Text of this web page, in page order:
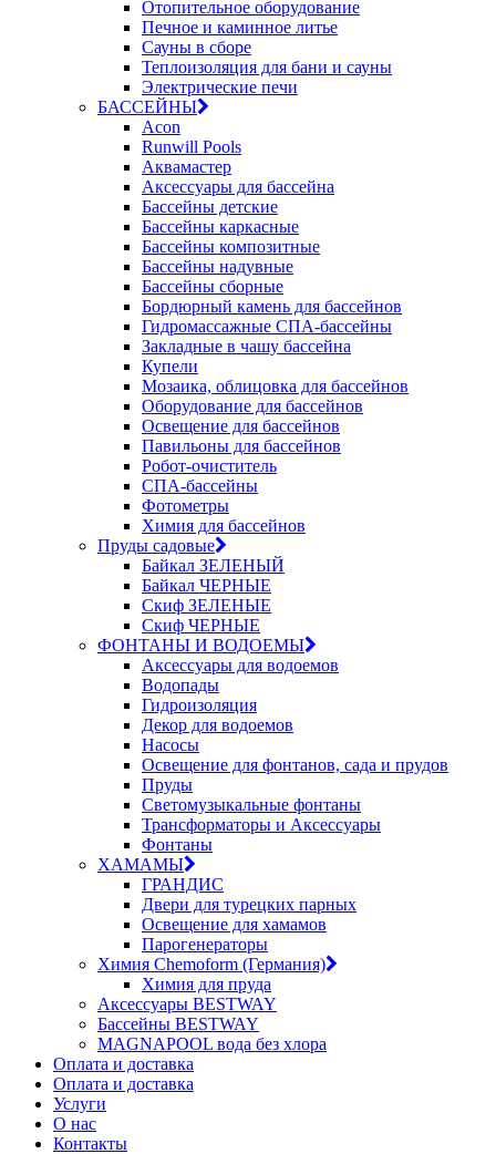
Отопительное оборудование
Печное и каминное литье
Сауны в сборе
Теплоизоляция для бани и сауны
Электрические печи
БАССЕЙНЫ
Acon
Runwill Pools
Аквамастер
Аксессуары для бассейна
Бассейны детские
Бассейны каркасные
Бассейны композитные
Бассейны надувные
Бассейны сборные
Бордюрный камень для бассейнов
Гидромассажные СПА-бассейны
Закладные в чашу бассейна
Купели
Мозаика, облицовка для бассейнов
Оборудование для бассейнов
Освещение для бассейнов
Павильоны для бассейнов
Робот-очиститель
СПА-бассейны
Фотометры
Химия для бассейнов
Пруды садовые
Байкал ЗЕЛЕНЫЙ
Байкал ЧЕРНЫЕ
Скиф ЗЕЛЕНЫЕ
Скиф ЧЕРНЫЕ
ФОНТАНЫ И ВОДОЕМЫ
Аксессуары для водоемов
Водопады
Гидроизоляция
Декор для водоемов
Насосы
Освещение для фонтанов, сада и прудов
Пруды
Светомузыкальные фонтаны
Трансформаторы и Аксессуары
Фонтаны
ХАМАМЫ
ГРАНДИС
Двери для турецких парных
Освещение для хамамов
Парогенераторы
Химия Chemoform (Германия)
Химия для пруда
Аксессуары BESTWAY
Бассейны BESTWAY
MAGNAPOOL вода без хлора
Оплата и доставка
Оплата и доставка
Услуги
О нас
Контакты